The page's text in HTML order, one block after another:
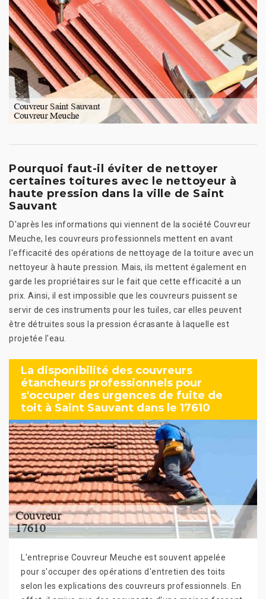
Pourquoi faut-il éviter de nettoyer
certaines toitures avec le nettoyeur à
haute pression dans la ville de Saint
Sauvant
D'après les informations qui viennent de la société Couvreur
Meuche, les couvreurs professionnels mettent en avant
l'efficacité des opérations de nettoyage de la toiture avec un
nettoyeur à haute pression. Mais, ils mettent également en
garde les propriétaires sur le fait que cette efficacité a un
prix. Ainsi, il est impossible que les couvreurs puissent se
servir de ces instruments pour les tuiles, car elles peuvent
être détruites sous la pression écrasante à laquelle est
projetée l'eau.
La disponibilité des couvreurs
étancheurs professionnels pour
s'occuper des urgences de fuite de
toit à Saint Sauvant dans le 17610
L'entreprise Couvreur Meuche est souvent appelée
pour s'occuper des opérations d'entretien des toits
selon les explications des couvreurs professionnels. En